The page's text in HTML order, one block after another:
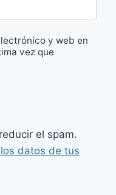
y web en
vez que
el spam.
datos de tus